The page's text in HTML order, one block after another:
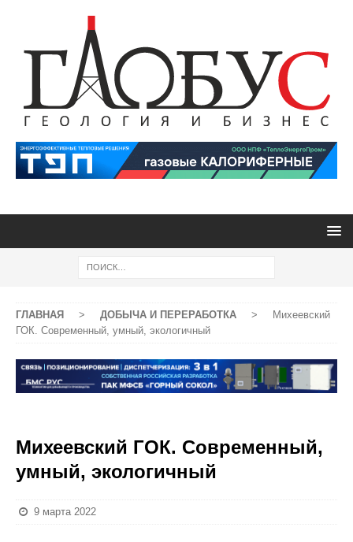
ГЛАВНАЯ > ДОБЫЧА И ПЕРЕРАБОТКА >
Михеевский
ГОК. Современный, умный, экологичный
Михеевский ГОК. Современный,
умный, экологичный
9 марта 2022